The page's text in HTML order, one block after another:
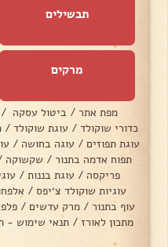
תבשילים
מרקים
מפת אתר / ביטול עסקה /
כדורי שוקולד / עוגת שוקולד /
עוגת תפוזים / עוגה בחושה /
תפוח אדמה בתנור / שקשוקה
פריקסה / עוגת בננות /
עוגיות שוקולד צ׳יפס /
עוף בתנור / מרק עדשים /
מתכון לאורז / תנאי שימוש -